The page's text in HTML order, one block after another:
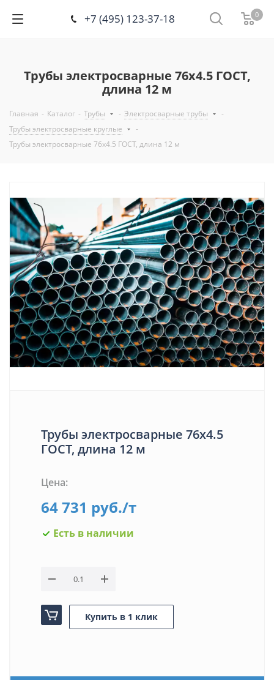
+7 (495) 123-37-18 0
Трубы электросварные 76х4.5 ГОСТ,
длина 12 м
Главная - Каталог - Трубы - Электросварные трубы
-
Трубы электросварные круглые
-
Трубы электросварные 76х4.5 ГОСТ, длина 12 м
Трубы электросварные 76х4.5
ГОСТ, длина 12 м
Цена:
64 731 руб./т
Есть в наличии
Купить в 1 клик